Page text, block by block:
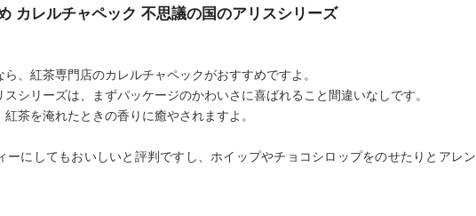
カレルチャペック 不思議の国のアリスシリーズ
、紅茶専門店のカレルチャペックがおすすめですよ。
シリーズは、まずパッケージのかわいさに喜ばれること間違いなしです。
茶を淹れたときの香りに癒やされますよ。
ーにしてもおいしいと評判ですし、ホイップやチョコシロップをのせたりとアレン